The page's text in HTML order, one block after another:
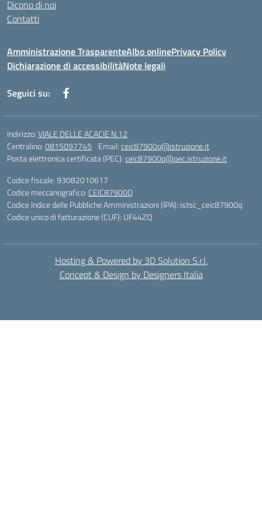
Dicono di noi
Contatti
Amministrazione TrasparenteAlbo onlinePrivacy Policy
Dichiarazione di accessibilitàNote legali
Seguici su:
Indirizzo:VIALE DELLE ACACIE N.12
Centralino:0815097745 Email:ceic87900q@istruzione.it
Posta elettronica certificata (PEC):ceic87900q@pec.istruzione.it
Codice fiscale: 93082010617
Codice meccanografico: CEIC87900Q
Codice Indice delle Pubbliche Amministrazioni (IPA): istsc_ceic87900q
Codice unico di fatturazione (CUF): UF44ZQ
Hosting & Powered by 3D Solution S.r.l.
Concept & Design by Designers Italia